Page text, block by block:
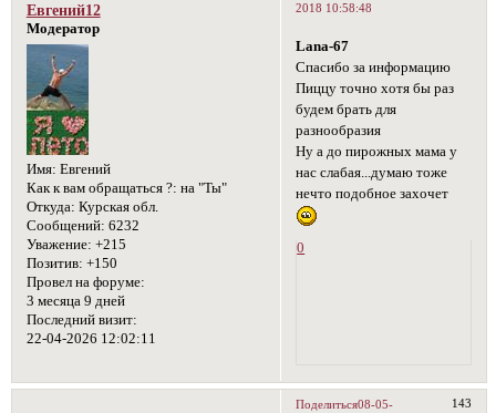
2018 10:58:48
Евгений12
Модератор
Имя: Евгений
Как к вам обращаться ?: на "Ты"
Откуда: Курская обл.
Сообщений: 6232
Уважение: +215
Позитив: +150
Провел на форуме:
3 месяца 9 дней
Последний визит:
22-04-2026 12:02:11
Lana-67
Спасибо за информацию
Пиццу точно хотя бы раз
будем брать для
разнообразия
Ну а до пирожных мама у
нас слабая...думаю тоже
нечто подобное захочет
0
Поделиться 143
08-05-